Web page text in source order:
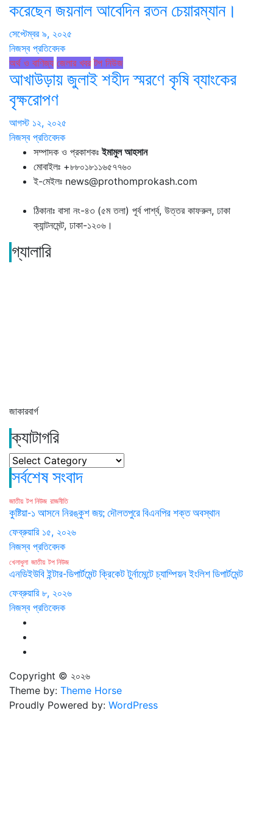
করেছেন জয়নাল আবেদিন রতন চেয়ারম্যান।
সেপ্টেম্বর ৯, ২০২৫
নিজস্ব প্রতিবেদক
অর্থ ও বাণিজ্য জেলার খবর টপ নিউজ
আখাউড়ায় জুলাই শহীদ স্মরণে কৃষি ব্যাংকের
বৃক্ষরোপণ
আগস্ট ১২, ২০২৫
নিজস্ব প্রতিবেদক
সম্পাদক ও প্রকাশকঃইমামুল আহসান
মোবাইলঃ +৮৮০১৮১১৬৫৭৭৬০
ই-মেইলঃ news@prothomprokash.com
ঠিকানাঃ বাসা নং-৪৩ (৫ম তলা) পূর্ব পার্শ্ব, উত্তর কাফরুল, ঢাকা
ক্যান্টনমেন্ট, ঢাকা-১২০৬।
গ্যালারি
জাকারবার্গ
ক্যাটাগরি
ক্যাটাগরি
সর্বশেষ সংবাদ
জাতীয় টপ নিউজ রাজনীতি
কুষ্টিয়া-১ আসনে নিরঙ্কুশ জয়; দৌলতপুরে বিএনপির শক্ত অবস্থান
ফেব্রুয়ারি ১৫, ২০২৬
নিজস্ব প্রতিবেদক
খেলাধুলা জাতীয় টপ নিউজ
এনডিইউবি ইন্টার-ডিপার্টমেন্ট ক্রিকেট টুর্নামেন্টে চ্যাম্পিয়ন ইংলিশ ডিপার্টমেন্ট
ফেব্রুয়ারি ৮, ২০২৬
নিজস্ব প্রতিবেদক
Copyright © ২০২৬
Theme by: Theme Horse
Proudly Powered by: WordPress